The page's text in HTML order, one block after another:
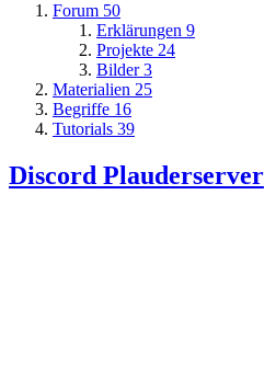
Forum 50
Erklärungen 9
Projekte 24
Bilder 3
Materialien 25
Begriffe 16
Tutorials 39
Discord Plauderserver